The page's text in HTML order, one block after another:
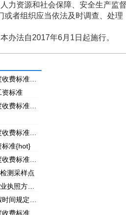
力资源和社会保障、安全生产监
或者组织应当依法及时调查、处
办法自2017年6月1日起施行。
资标准
标准{hot}
测采样点